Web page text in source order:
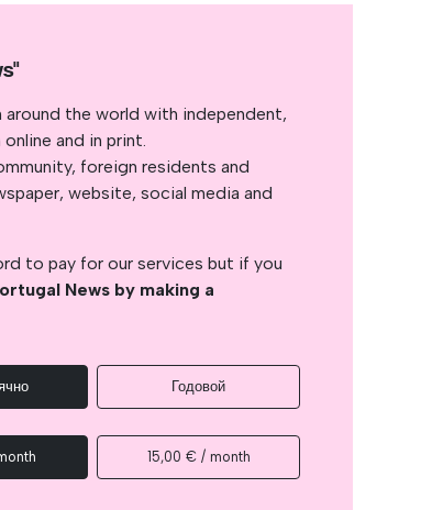
the world with independent,
and in print.
foreign residents and
website, social media and
to pay for our services but if you
News by making a
Годовой
15,00 € / month